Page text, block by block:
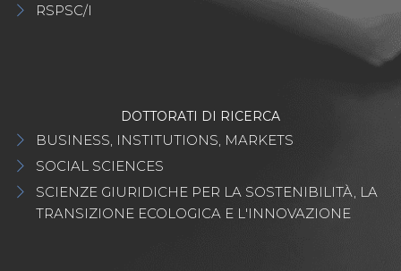
RSPSC/I
DOTTORATI DI RICERCA
BUSINESS, INSTITUTIONS, MARKETS
SOCIAL SCIENCES
SCIENZE GIURIDICHE PER LA SOSTENIBILITÀ, LA
TRANSIZIONE ECOLOGICA E L'INNOVAZIONE